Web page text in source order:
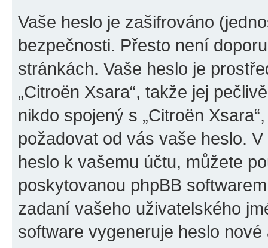
Vaše heslo je zašifrováno
bezpečnosti. Přesto není
stránkách. Vaše heslo je
„Citroën Xsara“, takže jej
nikdo spojený s „Citroën
požadovat od vás vaše heslo.
heslo k vašemu účtu, můžete
poskytovanou phpBB
zadaní vašeho uživatelského
software vygeneruje heslo